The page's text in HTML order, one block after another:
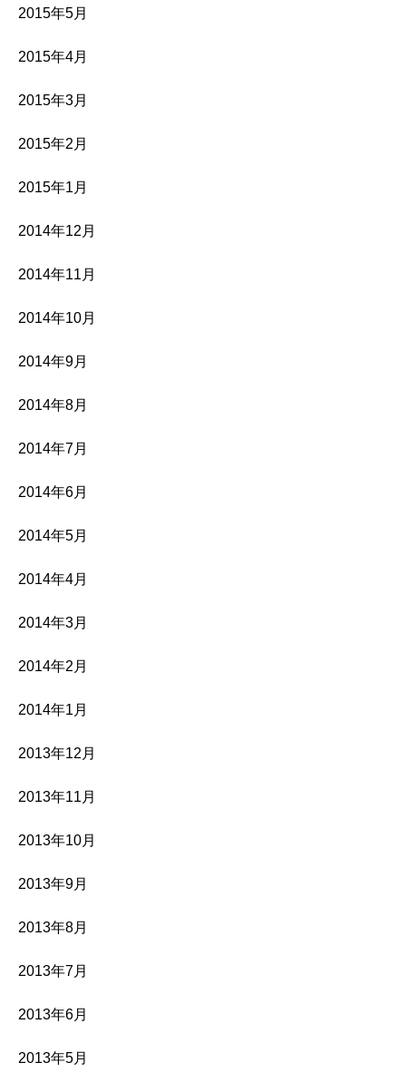
2015年5月
2015年4月
2015年3月
2015年2月
2015年1月
2014年12月
2014年11月
2014年10月
2014年9月
2014年8月
2014年7月
2014年6月
2014年5月
2014年4月
2014年3月
2014年2月
2014年1月
2013年12月
2013年11月
2013年10月
2013年9月
2013年8月
2013年7月
2013年6月
2013年5月